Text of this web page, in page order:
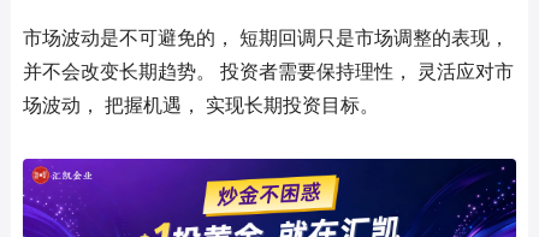
市场波动是不可避免的， 短期回调只是市场调整的表现，
并不会改变长期趋势。 投资者需要保持理性， 灵活应对市
场波动， 把握机遇， 实现长期投资目标。